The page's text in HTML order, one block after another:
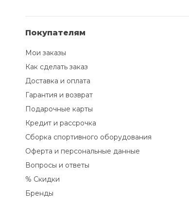
Покупателям
Мои заказы
Как сделать заказ
Доставка и оплата
Гарантия и возврат
Подарочные карты
Кредит и рассрочка
Сборка спортивного оборудования
Оферта и персональные данные
Вопросы и ответы
% Скидки
Бренды